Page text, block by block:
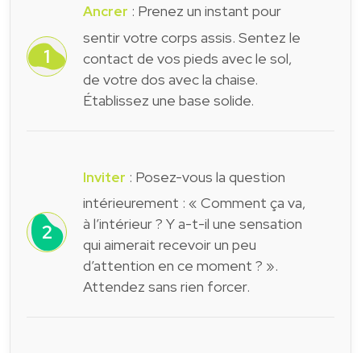
Ancrer : Prenez un instant pour
sentir votre corps assis. Sentez le
contact de vos pieds avec le sol,
de votre dos avec la chaise.
Établissez une base solide.
Inviter : Posez-vous la question
intérieurement : « Comment ça va,
à l’intérieur ? Y a-t-il une sensation
qui aimerait recevoir un peu
d’attention en ce moment ? ».
Attendez sans rien forcer.